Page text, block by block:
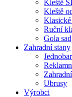
Kleště
Kleště
Ruční
Gola
Zahradní stany
Ubrusy
Výrobci